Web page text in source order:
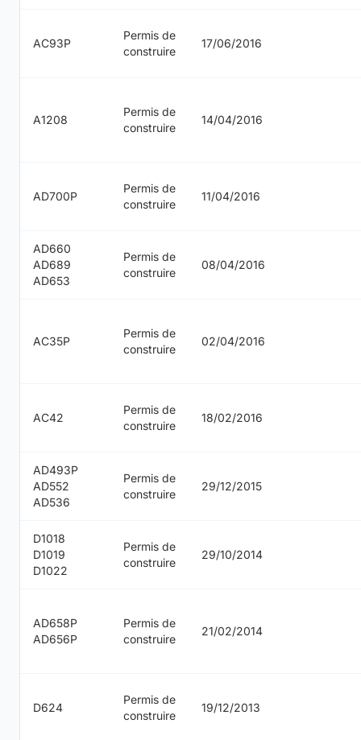
AC93P
Permis de
construire
17/06/2016
A1208
Permis de
construire
14/04/2016
AD700P
Permis de
construire
11/04/2016
AD660
AD689
AD653
Permis de
construire
08/04/2016
AC35P
Permis de
construire
02/04/2016
AC42
Permis de
construire
18/02/2016
AD493P
AD552
AD536
Permis de
construire
29/12/2015
D1018
D1019
D1022
Permis de
construire
29/10/2014
AD658P
AD656P
Permis de
construire
21/02/2014
D624
Permis de
construire
19/12/2013